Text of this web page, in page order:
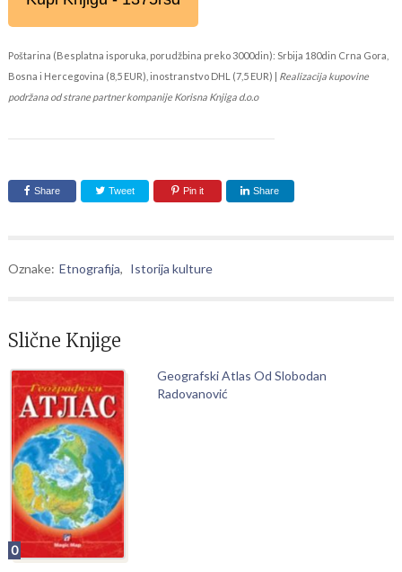
Poštarina (Besplatna isporuka, porudžbina preko 3000din): Srbija 180din Crna Gora,
Bosna i Hercegovina (8,5 EUR), inostranstvo DHL (7,5 EUR) | Realizacija kupovine
podržana od strane partner kompanije Korisna Knjiga d.o.o
Share Tweet Pin it Share
Oznake: Etnografija, Istorija kulture
Slične Knjige
0
Geografski Atlas Od Slobodan
Radovanović